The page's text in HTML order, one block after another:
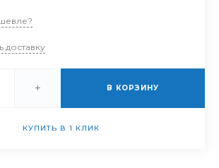
доставку
+ В КОРЗИНУ
КУПИТЬ В 1 КЛИК